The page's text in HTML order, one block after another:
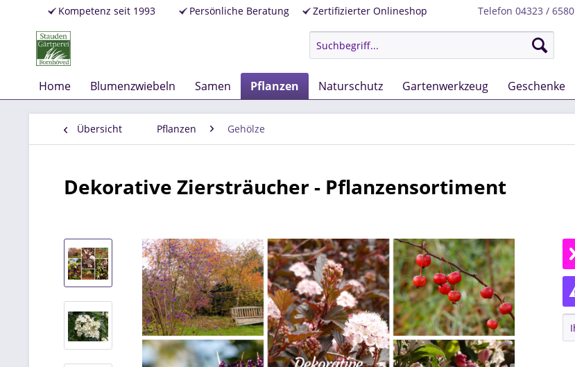
Kompetenz seit 1993 Persönliche Beratung Zertifizierter Onlineshop Telefon 04323 / 6580
Home Blumenzwiebeln Samen Pflanzen Naturschutz Gartenwerkzeug Geschenke
Übersicht Pflanzen Gehölze
Dekorative Ziersträucher - Pflanzensortiment